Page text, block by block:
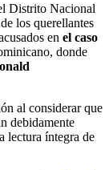
Distrito Nacional
los querellantes
en el caso
donde
al considerar que
debidamente
lectura íntegra de